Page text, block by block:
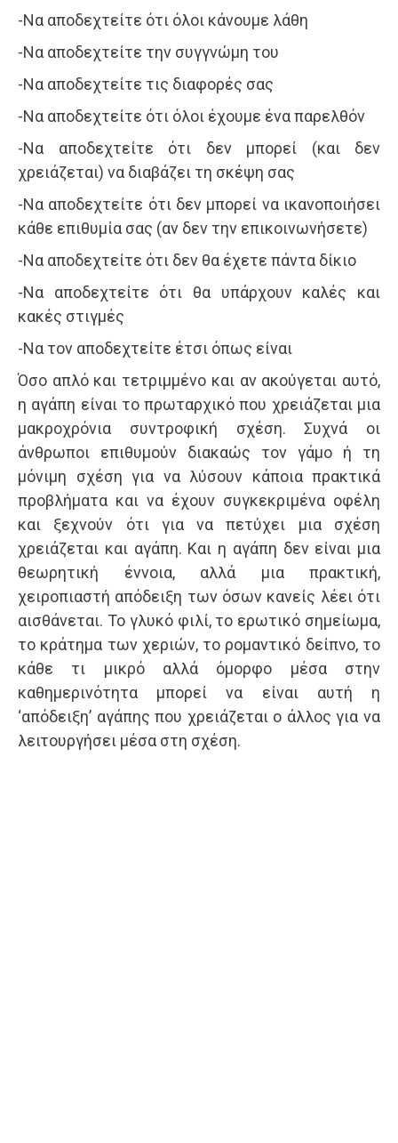
-Να αποδεχτείτε ότι όλοι κάνουμε λάθη
-Να αποδεχτείτε την συγγνώμη του
-Να αποδεχτείτε τις διαφορές σας
-Να αποδεχτείτε ότι όλοι έχουμε ένα παρελθόν
-Να αποδεχτείτε ότι δεν μπορεί (και δεν
χρειάζεται) να διαβάζει τη σκέψη σας
-Να αποδεχτείτε ότι δεν μπορεί να ικανοποιήσει
κάθε επιθυμία σας (αν δεν την επικοινωνήσετε)
-Να αποδεχτείτε ότι δεν θα έχετε πάντα δίκιο
-Να αποδεχτείτε ότι θα υπάρχουν καλές και
κακές στιγμές
-Να τον αποδεχτείτε έτσι όπως είναι
Όσο απλό και τετριμμένο και αν ακούγεται αυτό,
η αγάπη είναι το πρωταρχικό που χρειάζεται μια
μακροχρόνια συντροφική σχέση. Συχνά οι
άνθρωποι επιθυμούν διακαώς τον γάμο ή τη
μόνιμη σχέση για να λύσουν κάποια πρακτικά
προβλήματα και να έχουν συγκεκριμένα οφέλη
και ξεχνούν ότι για να πετύχει μια σχέση
χρειάζεται και αγάπη. Και η αγάπη δεν είναι μια
θεωρητική έννοια, αλλά μια πρακτική,
χειροπιαστή απόδειξη των όσων κανείς λέει ότι
αισθάνεται. Το γλυκό φιλί, το ερωτικό σημείωμα,
το κράτημα των χεριών, το ρομαντικό δείπνο, το
κάθε τι μικρό αλλά όμορφο μέσα στην
καθημερινότητα μπορεί να είναι αυτή η
‘απόδειξη’ αγάπης που χρειάζεται ο άλλος για να
λειτουργήσει μέσα στη σχέση.